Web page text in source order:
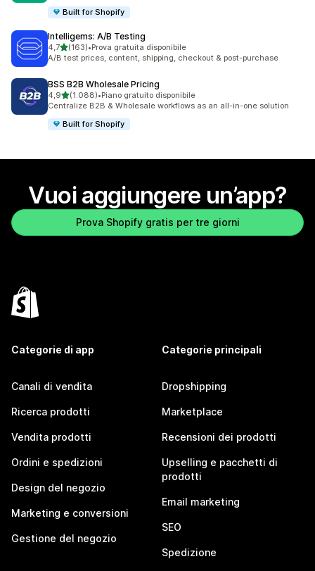
Built for Shopify
Intelligems: A/B Testing
4,7stelle su 5
(163)
163 recensioni totali
•Prova gratuita disponibile
A/B test prices, content, shipping, checkout & post-purchase
BSS B2B Wholesale Pricing
4,9stelle su 5
(1.088)
1088 recensioni totali
•Piano gratuito disponibile
Centralize B2B & Wholesale workflows as an all-in-one solution
Built for Shopify
Vuoi aggiungere un’app?
Prova Shopify gratis per tre giorni
Categorie di app
Canali di vendita
Ricerca prodotti
Vendita prodotti
Ordini e spedizioni
Design del negozio
Marketing e conversioni
Gestione del negozio
Categorie principali
Dropshipping
Marketplace
Recensioni dei prodotti
Upselling e pacchetti di
prodotti
Email marketing
SEO
Spedizione